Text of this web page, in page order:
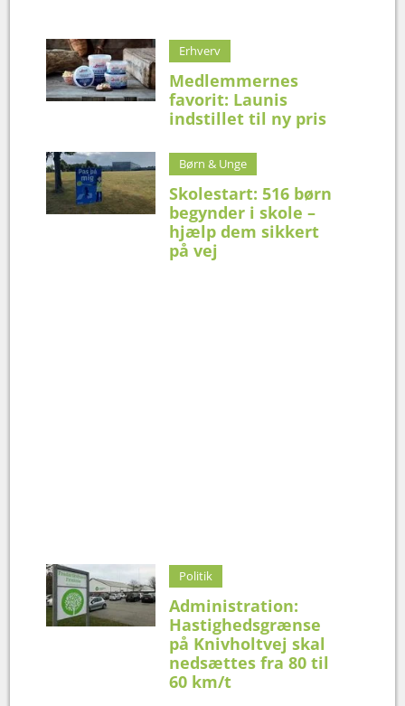
Erhverv
Medlemmernes
favorit: Launis
indstillet til ny pris
Børn & Unge
Skolestart: 516 børn
begynder i skole –
hjælp dem sikkert
på vej
Politik
Administration:
Hastighedsgrænse
på Knivholtvej skal
nedsættes fra 80 til
60 km/t